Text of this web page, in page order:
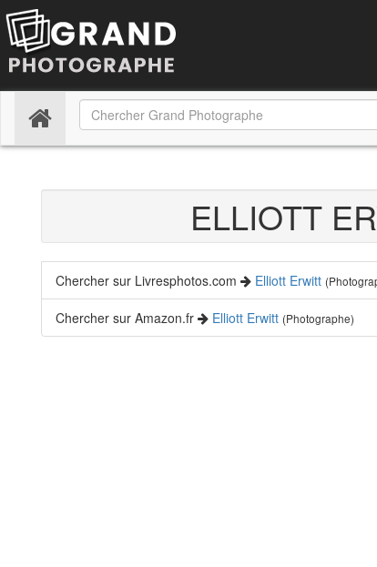
(current)
ELLIOTT
Chercher sur Livresphotos.com Elliott Erwitt
Chercher sur Amazon.fr Elliott Erwitt (Photographe)